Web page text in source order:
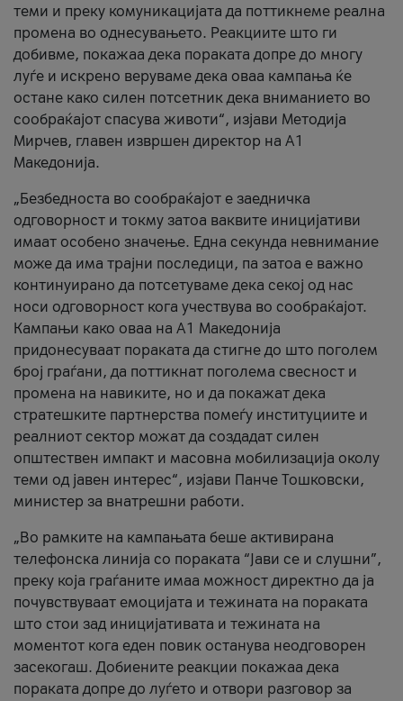
теми и преку комуникацијата да поттикнеме реална
промена во однесувањето. Реакциите што ги
добивме, покажаа дека пораката допре до многу
луѓе и искрено веруваме дека оваа кампања ќе
остане како силен потсетник дека вниманието во
сообраќајот спасува животи“, изјави Методија
Мирчев, главен извршен директор на А1
Македонија.
„Безбедноста во сообраќајот е заедничка
одговорност и токму затоа ваквите иницијативи
имаат особено значење. Една секунда невнимание
може да има трајни последици, па затоа е важно
континуирано да потсетуваме дека секој од нас
носи одговорност кога учествува во сообраќајот.
Кампањи како оваа на A1 Македонија
придонесуваат пораката да стигне до што поголем
број граѓани, да поттикнат поголема свесност и
промена на навиките, но и да покажат дека
стратешките партнерства помеѓу институциите и
реалниот сектор можат да создадат силен
општествен импакт и масовна мобилизација околу
теми од јавен интерес“, изјави Панче Тошковски,
министер за внатрешни работи.
„Во рамките на кампањата беше активирана
телефонска линија со пораката “Јави се и слушни”,
преку која граѓаните имаа можност директно да ја
почувствуваат емоцијата и тежината на пораката
што стои зад иницијативата и тежината на
моментот кога еден повик останува неодговорен
засекогаш. Добиените реакции покажаа дека
пораката допре до луѓето и отвори разговор за